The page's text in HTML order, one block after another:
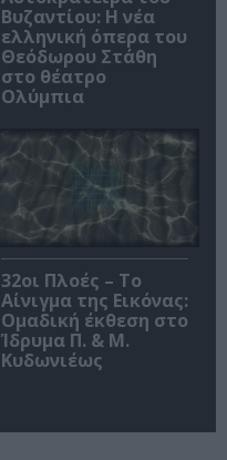
Βυζαντίου: Η νέα
ελληνική όπερα του
Θεόδωρου Στάθη
στο θέατρο
Ολύμπια
32οι Πλοές – Το
Αίνιγμα της Εικόνας:
Ομαδική έκθεση στο
Ίδρυμα Π. & Μ.
Κυδωνιέως